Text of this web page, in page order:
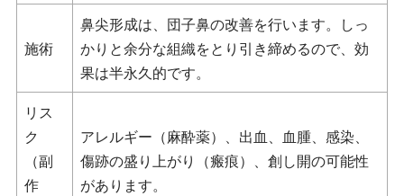
施術
鼻尖形成は、団子鼻の改善を行います。しっ
かりと余分な組織をとり引き締めるので、効
果は半永久的です。
リス
ク
（副
作
アレルギー（麻酔薬）、出血、血腫、感染、
傷跡の盛り上がり（瘢痕）、創し開の可能性
があります。